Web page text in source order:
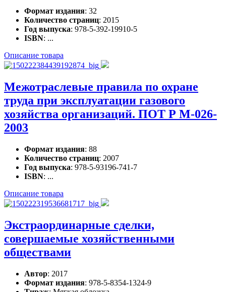
Формат издания: 32
Количество страниц: 2015
Год выпуска: 978-5-392-19910-5
ISBN: ...
Описание товара
Межотраслевые правила по охране
труда при эксплуатации газового
хозяйства организаций. ПОТ Р М-026-
2003
Формат издания: 88
Количество страниц: 2007
Год выпуска: 978-5-93196-741-7
ISBN: ...
Описание товара
Экстраординарные сделки,
совершаемые хозяйственными
обществами
Автор: 2017
Формат издания: 978-5-8354-1324-9